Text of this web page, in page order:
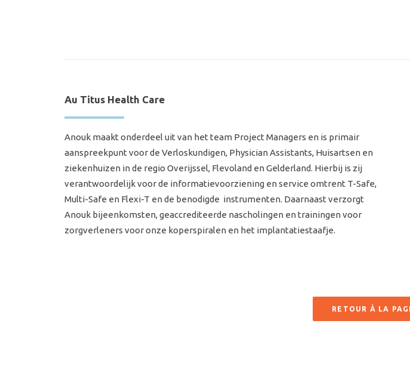
Au Titus Health Care
Anouk maakt onderdeel uit van het team Project Managers en is primair
aanspreekpunt voor de Verloskundigen, Physician Assistants, Huisartsen en
ziekenhuizen in de regio Overijssel, Flevoland en Gelderland. Hierbij is zij
verantwoordelijk voor de informatievoorziening en service omtrent T-Safe,
Multi-Safe en Flexi-T en de benodigde instrumenten. Daarnaast verzorgt
Anouk bijeenkomsten, geaccrediteerde nascholingen en trainingen voor
zorgverleners voor onze koperspiralen en het implantatiestaafje.
RETOUR À LA